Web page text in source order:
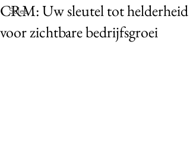
Sales
CRM: Uw sleutel tot helderheid
voor zichtbare bedrijfsgroei